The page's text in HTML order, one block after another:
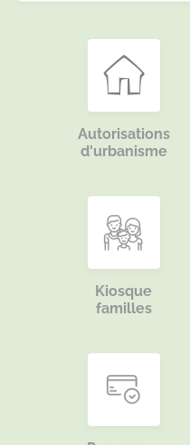
Autorisations
d'urbanisme
Kiosque
familles